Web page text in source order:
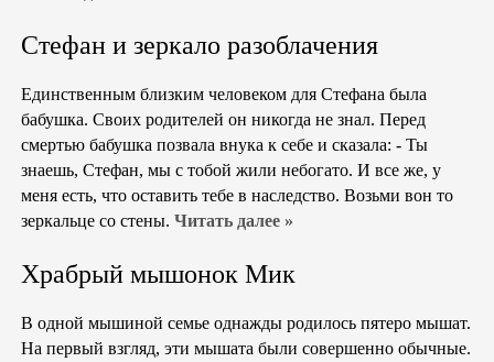
Стефан и зеркало разоблачения
Единственным близким человеком для Стефана была
бабушка. Своих родителей он никогда не знал. Перед
смертью бабушка позвала внука к себе и сказала: - Ты
знаешь, Стефан, мы с тобой жили небогато. И все же, у
меня есть, что оставить тебе в наследство. Возьми вон то
зеркальце со стены. Читать далее »
Храбрый мышонок Мик
В одной мышиной семье однажды родилось пятеро мышат.
На первый взгляд, эти мышата были совершенно обычные.